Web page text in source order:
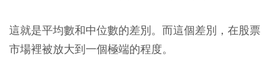
這就是平均數和中位數的差別。而這個差別，在股票
市場裡被放大到一個極端的程度。